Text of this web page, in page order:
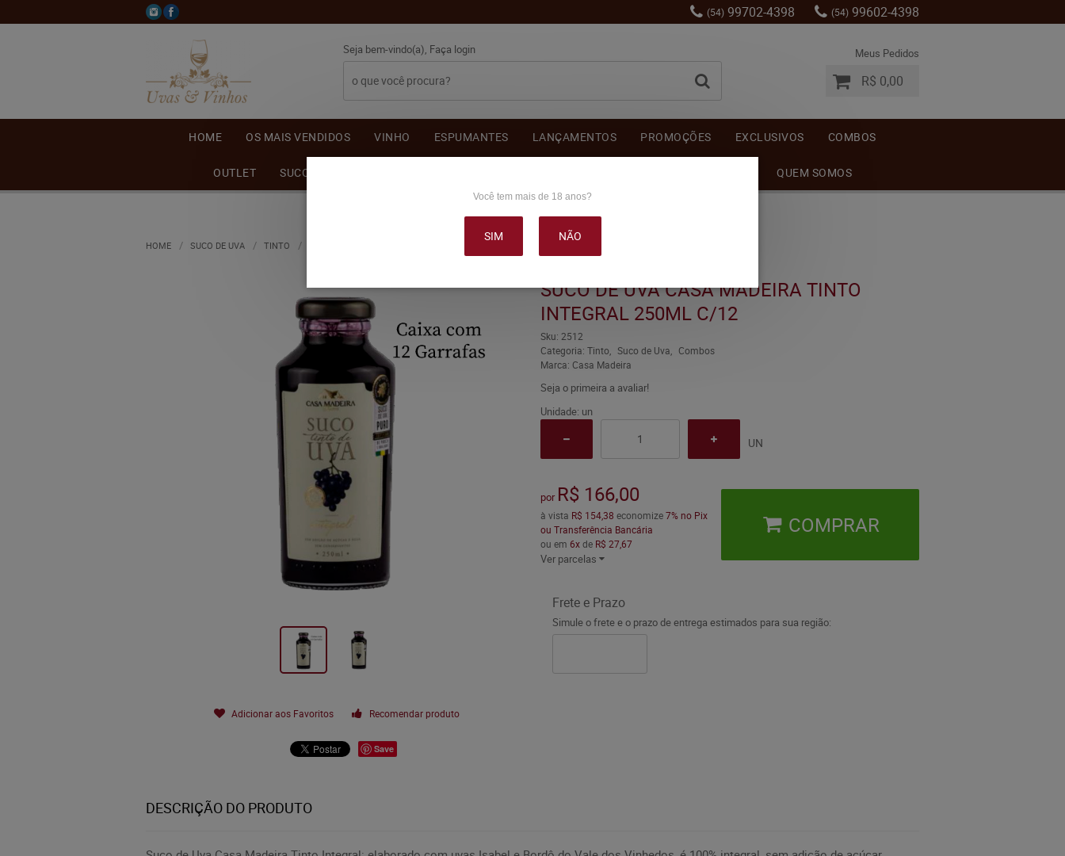
(54) 99702-4398 (54) 99602-4398
Seja bem-vindo(a), Faça login Meus Pedidos
R$ 0,00
HOME OS MAIS VENDIDOS VINHO ESPUMANTES LANÇAMENTOS PROMOÇÕES EXCLUSIVOS COMBOS
OUTLET SUCO DE UVA QUEM SOMOS
HOME SUCO DE UVA TINTO
Adicionar aos Favoritos Recomendar produto
Save
SUCO DE UVA CASA MADEIRA TINTO
INTEGRAL 250ML C/12
Sku: 2512
Categoria: Tinto Suco de Uva
Combos
Marca: Casa Madeira
Seja o primeira a avaliar!
Unidade: un
UN
por R$ 166,00
à vista R$ 154,38 economize7% no Pix
ou Transferência Bancária
ou em 6xde R$ 27,67
Ver parcelas
COMPRAR
Frete e Prazo
Simule o frete e o prazo de entrega estimados para sua região:
DESCRIÇÃO DO PRODUTO
Você tem mais de 18 anos?
SIM NÃO